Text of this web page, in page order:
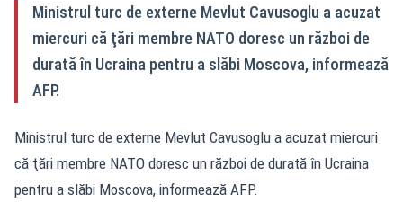
Ministrul turc de externe Mevlut Cavusoglu a acuzat
miercuri că ţări membre NATO doresc un război de
durată în Ucraina pentru a slăbi Moscova, informează
AFP.
Ministrul turc de externe Mevlut Cavusoglu a acuzat miercuri
că ţări membre NATO doresc un război de durată în Ucraina
pentru a slăbi Moscova, informează AFP.